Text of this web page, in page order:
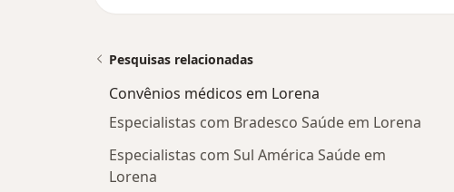
Pesquisas relacionadas
Convênios médicos em Lorena
Especialistas com Bradesco Saúde em Lorena
Especialistas com Sul América Saúde em
Lorena